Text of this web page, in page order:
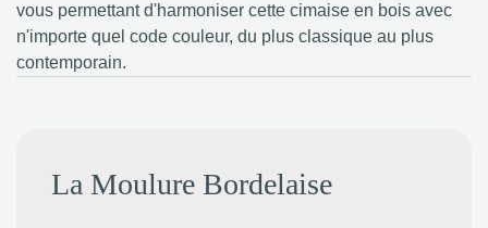
vous permettant d'harmoniser cette cimaise en bois avec
n'importe quel code couleur, du plus classique au plus
contemporain.
La Moulure Bordelaise